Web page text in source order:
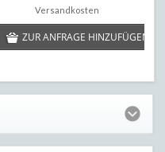
Versandkosten
ZUR ANFRAGE HINZUFÜGEN